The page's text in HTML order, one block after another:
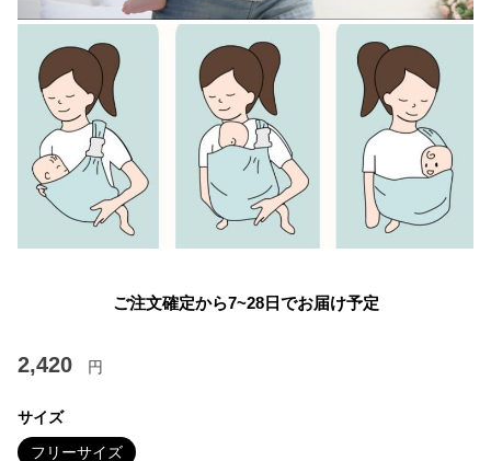
ご注文確定から7~28日でお届け予定
2,420 円
サイズ
フリーサイズ